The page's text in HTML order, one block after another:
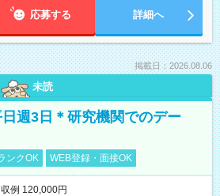
応募する 詳細へ
掲載日：2026.08.06
未読
週3日＊研究機関でのデー
ンクOK WEB登録・面接OK
例 120,000円